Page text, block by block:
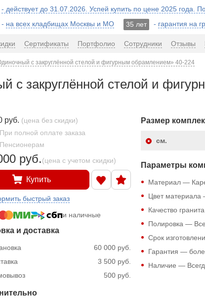
- действует до 31.07.2026. Успей купить по цене 2025 года.
- на всех кладбищах Москвы и МО 35 лет - гарантия на
Сертификаты Портфолио Сотрудники Отзывы
с закруглённой стелой и фигурным обрамлением» 40-224
с закруглённой стелой и
руб. (цена без скидки)
полной оплате заказа
руб.(цена с учетом скидки)
Купить
быстрый заказ
и наличные
и доставка
60 000 руб.
3 500 руб.
500 руб.
Размер
см.
Параметры
Материал —
Цвет
Качество
Полировка —
Срок
Гарантия —
Наличие —